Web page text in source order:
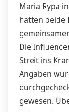
Maria Rypa
hatten beide
Die
Streit ins
Angaben
gewesen.